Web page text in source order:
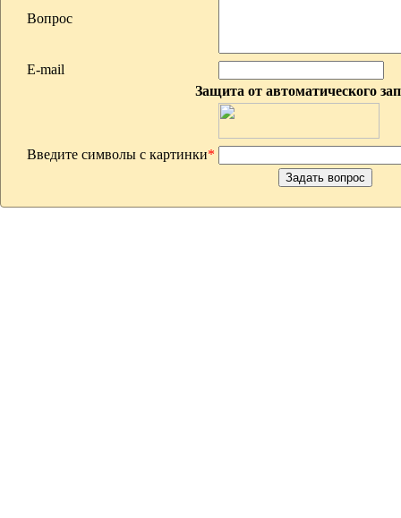
Вопрос
E-mail
Защита от автоматического
Введите символы с картинки*